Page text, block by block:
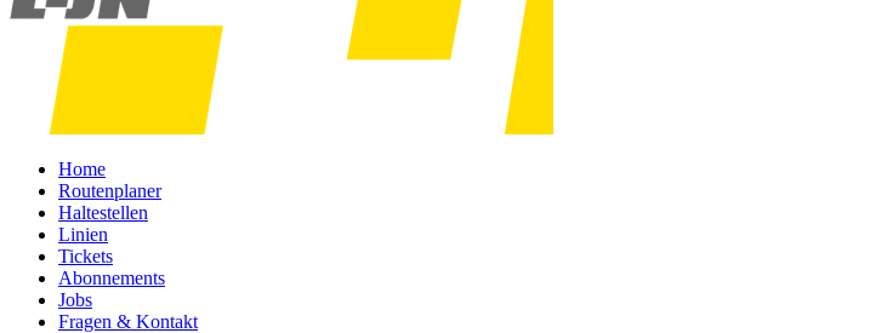
Home
Routenplaner
Haltestellen
Linien
Tickets
Abonnements
Jobs
Fragen & Kontakt